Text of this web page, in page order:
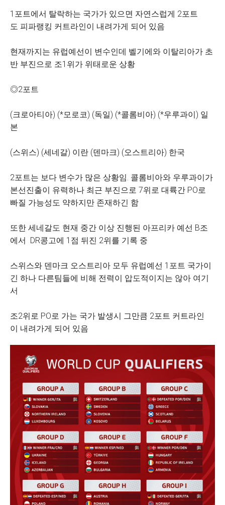
1포트에서 탈락하는 국가가 있으면 자연스럽게 2포트
도 피파랭킹 커트라인이 내려가게 되어 있음
현재까지는 유럽예선이 변수인데 벨기에와 이탈리아가 초
반 부진으로 조1위가 위태로운 상황
◎2포트
(크로아티아) (*모로코) (독일) (*콜롬비아) (*우루과이) 일
본
(스위스) (세네갈) 이란 (덴마크) (오스트리아) 한국
2포트는 보다 변수가 많은 상황임. 콜롬비아와 우루과이가
본선진출이 유력하나 최근 부진으로 7위로 대륙간 PO로
빠질 가능성도 약하지만 존재하긴 함
또한 세네갈도 현재 중간 이상 진행된 아프리카 예선 B조
에서 DR콩고에 1점 뒤진 2위를 기록 중
스위스와 덴마크 오스트리아 모두 유럽예선 1포트 국가이
긴 하나 다른팀들에 비해 전력이 압도적이지는 않아 여기
서
조2위로 PO로 가는 국가 발생시 그만큼 2포트 커트라인
이 내려가게 되어 있음